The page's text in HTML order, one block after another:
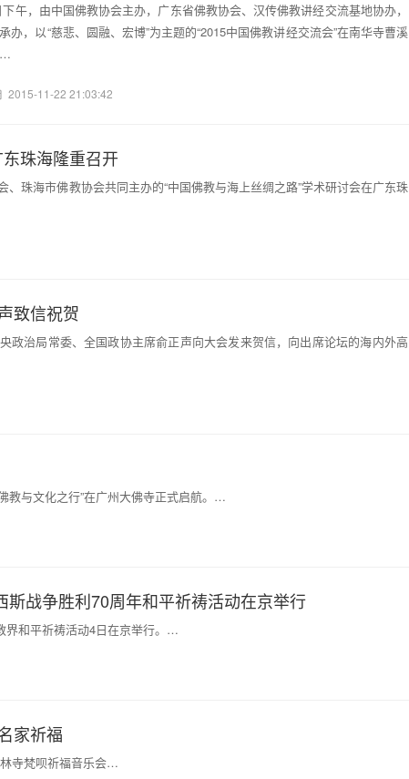
午，由中国佛教协会主办，广东省佛教协会、汉传佛教讲经交流基地协办，
办，以“慈悲、圆融、宏博”为主题的“2015中国佛教讲经交流会”在南华寺曹溪
…
2015-11-22 21:03:42
珠海隆重召开
珠海市佛教协会共同主办的“中国佛教与海上丝绸之路”学术研讨会在广东珠
致信祝贺
政治局常委、全国政协主席俞正声向大会发来贺信，向出席论坛的海内外高
教与文化之行”在广州大佛寺正式启航。…
战争胜利70周年和平祈祷活动在京举行
界和平祈祷活动4日在京举行。…
家祈福
林寺梵呗祈福音乐会…